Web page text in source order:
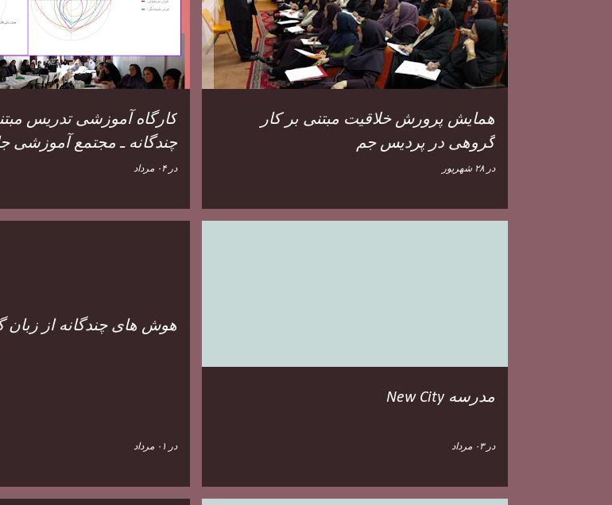
ه
ا
همایش پرورش خلاقیت مبتنی بر کار
گروهی در پردیس جم
در ۲۸ شهریور
کارگاه آموزشی تدریس
چندگانه ـ مجتمع آموزشی
در۰۴ مرداد
مدرسه New City
در۰۳ مرداد
هوش های چندگانه از زبان
در ۰۱ مرداد